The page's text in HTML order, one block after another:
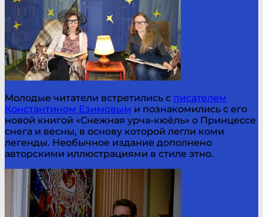
Молодые читатели встретились с писателем
Константином Езимовым и познакомились с его
новой книгой «Снежная урча-кюёль» о Принцессе
снега и весны, в основу которой легли коми
легенды. Необычное издание дополнено
авторскими иллюстрациями в стиле этно.